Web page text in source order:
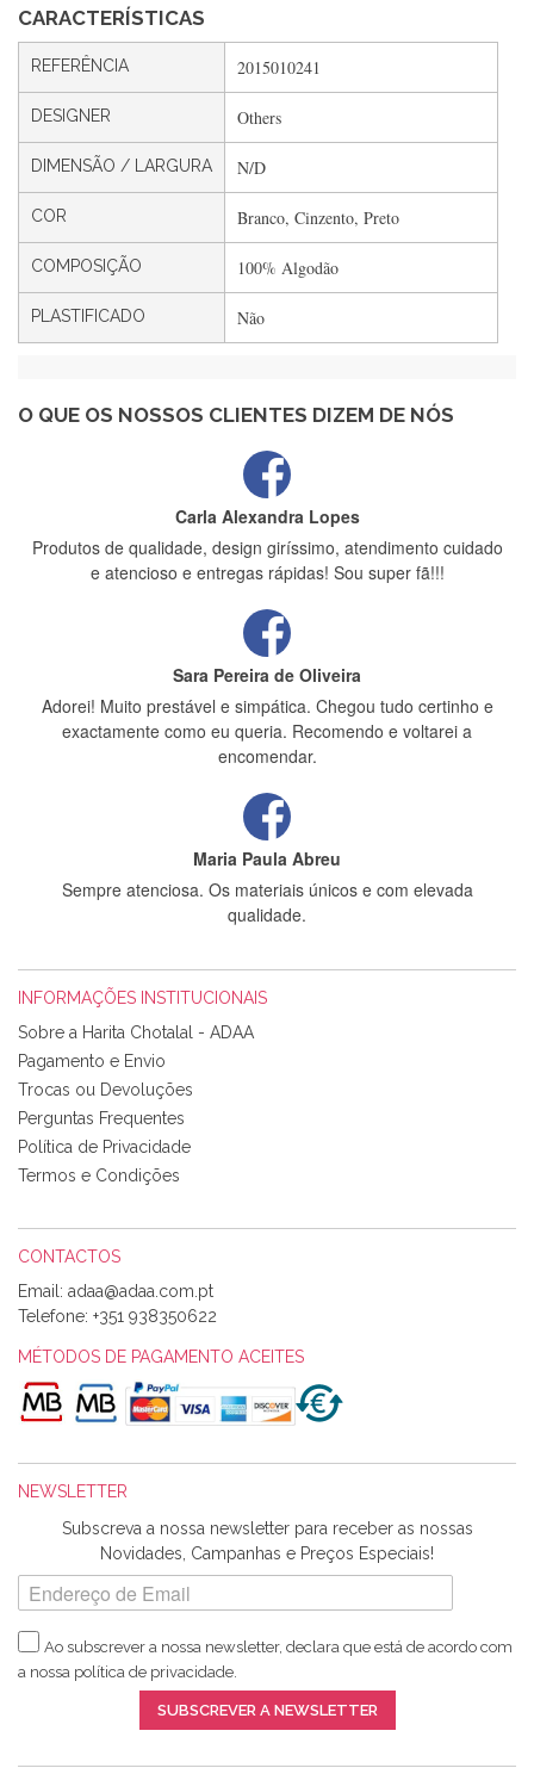
CARACTERÍSTICAS
REFERÊNCIA 2015010241
DESIGNER Others
DIMENSÃO / LARGURA N/D
COR Branco, Cinzento, Preto
COMPOSIÇÃO 100% Algodão
PLASTIFICADO Não
O QUE OS NOSSOS CLIENTES DIZEM DE NÓS
Silvia André
Gostei ,Serviço bastante rápido. recomendo
Filipa Freire
Rápido, atendimento 5*. Hoje chegará a segunda encomenda
feita de muitas certamente❤️
estrelas
Carla Alexandra Lopes
Produtos de qualidade, design giríssimo, atendimento cuidado
e atencioso e entregas rápidas! Sou super fã!!!
Sara Pereira de Oliveira
Adorei! Muito prestável e simpática. Chegou tudo certinho e
exactamente como eu queria. Recomendo e voltarei a
encomendar.
Maria Paula Abreu
Sempre atenciosa. Os materiais únicos e com elevada
qualidade.
Tudo chegou em condições, pois os produtos vieram muito
bem acondicionados. Estou plenamente satisfeita com os
produtos adquiridos. Relativamente à bolsa, tem um tecido
com um padrão e cores muito bonitas e a execução está
perfeitíssima. Futuramente penso voltar a comprar na vossa
loja, têm excelentes artigos a um preço muito justo. A
Alexandra Morais
Olá boa Noite. Os meus tecidos chegaram hoje. Muito
obrigada pelo miminho que dá um jeitaço pras minhas linhas
de bordar e não sei o que pões nos tecidos, mas que cheiram
maravilhosamente ... cheiram! :) Muito Obrigada.
Harita a minha encomenda já chegou. :) Muito obrigada pela
rapidez no envio, pela qualidade dos materiais que me
enviaste e pela simpatia de sempre. :)
Catarina Amaro
5 estrelas. Gosto muito do serviço. A Harita Chotalal é muito
INFORMAÇÕES INSTITUCIONAIS
Sobre a Harita Chotalal - ADAA
Pagamento e Envio
Trocas ou Devoluções
Perguntas Frequentes
Política de Privacidade
Termos e Condições
CONTACTOS
Email:
Telefone: +351 938350622
MÉTODOS DE PAGAMENTO ACEITES
NEWSLETTER
Subscreva a nossa newsletter para receber as nossas
Novidades, Campanhas e Preços Especiais!
Ao subscrever a nossa newsletter, declara que está de acordo com
a nossa política de privacidade.
SUBSCREVER A NEWSLETTER